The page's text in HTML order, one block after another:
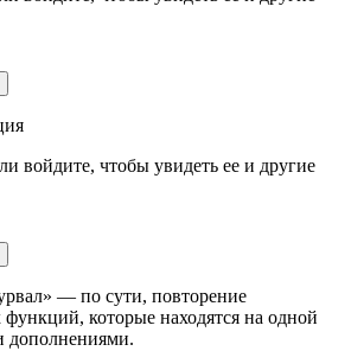
войдите, чтобы увидеть ее и другие
— по сути, повторение
которые находятся на одной
дополнениями.